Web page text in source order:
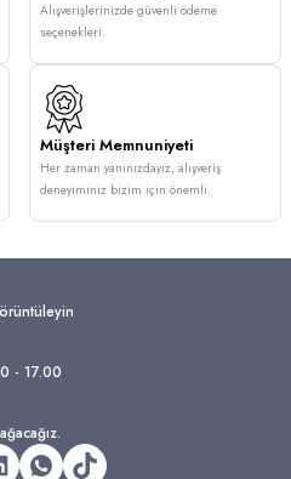
Alışverişlerinizde güvenli ödeme
seçenekleri.
Müşteri Memnuniyeti
Her zaman yanınızdayız, alışveriş
deneyiminiz bizim için önemli.
- 17.00